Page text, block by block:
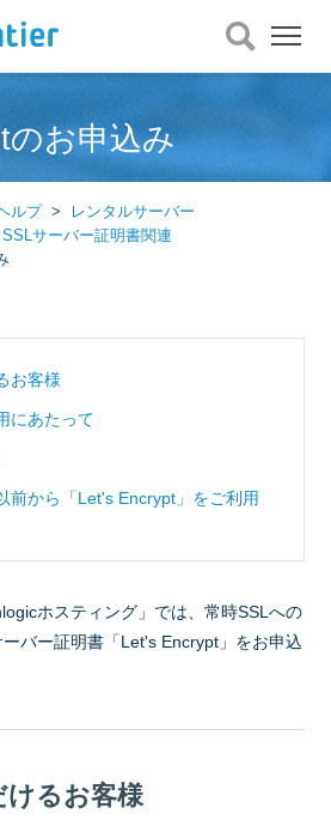
メ
ニ
ュ
く
のお申込み
ルプ
レンタルサーバー
SSLサーバー証明書関連
お客様
にあたって
前から「Let's Encrypt」をご利用
ホスティング」では、常時SSLへの
バー証明書「Let's Encrypt」をお申込
けるお客様